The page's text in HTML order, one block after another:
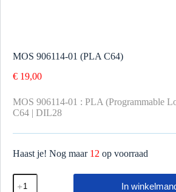
MOS 906114-01 (PLA C64)
€ 19,00
MOS 906114-01 : PLA (Programmable
C64 | DIL28
Haast je! Nog maar 12 op voorraad
In